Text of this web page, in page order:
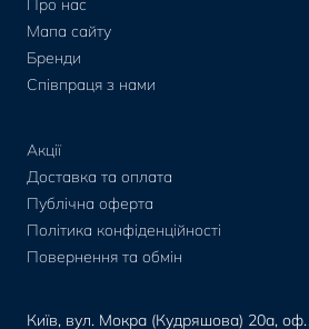
Про нас
Мапа сайту
Бренди
Співпраця з нами
Акції
Доставка та оплата
Публічна оферта
Політика конфіденційності
Повернення та обмін
Київ, вул. Мокра (Кудряшова) 20а,